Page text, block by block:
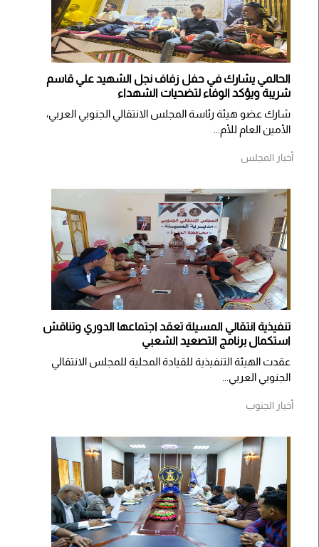
الحالمي يشارك في حفل زفاف نجل الشهيد علي قاسم
شريبة ويؤكد الوفاء لتضحيات الشهداء
شارك عضو هيئة رئاسة المجلس الانتقالي الجنوبي العربي،
الأمين العام للأم...
أخبار المجلس
تنفيذية انتقالي المسيلة تعقد اجتماعها الدوري وتناقش
استكمال برنامج التصعيد الشعبي
عقدت الهيئة التنفيذية للقيادة المحلية للمجلس الانتقالي
الجنوبي العربي...
أخبار الجنوب